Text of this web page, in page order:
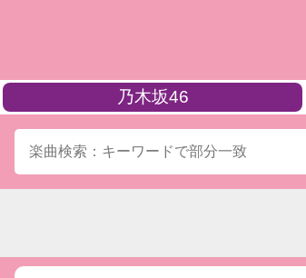
乃木坂46